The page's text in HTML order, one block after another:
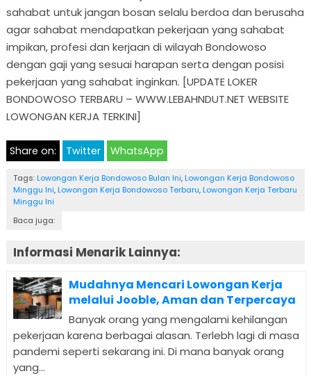
sahabat untuk jangan bosan selalu berdoa dan berusaha
agar sahabat mendapatkan pekerjaan yang sahabat
impikan, profesi dan kerjaan di wilayah Bondowoso
dengan gaji yang sesuai harapan serta dengan posisi
pekerjaan yang sahabat inginkan. [UPDATE LOKER
BONDOWOSO TERBARU – WWW.LEBAHNDUT.NET WEBSITE
LOWONGAN KERJA TERKINI]
Share on: Twitter WhatsApp
Tags: Lowongan Kerja Bondowoso Bulan Ini, Lowongan Kerja Bondowoso
Minggu Ini, Lowongan Kerja Bondowoso Terbaru, Lowongan Kerja Terbaru
Minggu Ini
Baca juga:
Informasi Menarik Lainnya:
Mudahnya Mencari Lowongan Kerja
melalui Jooble, Aman dan Terpercaya
Banyak orang yang mengalami kehilangan
pekerjaan karena berbagai alasan. Terlebh lagi di masa
pandemi seperti sekarang ini. Di mana banyak orang
yang...